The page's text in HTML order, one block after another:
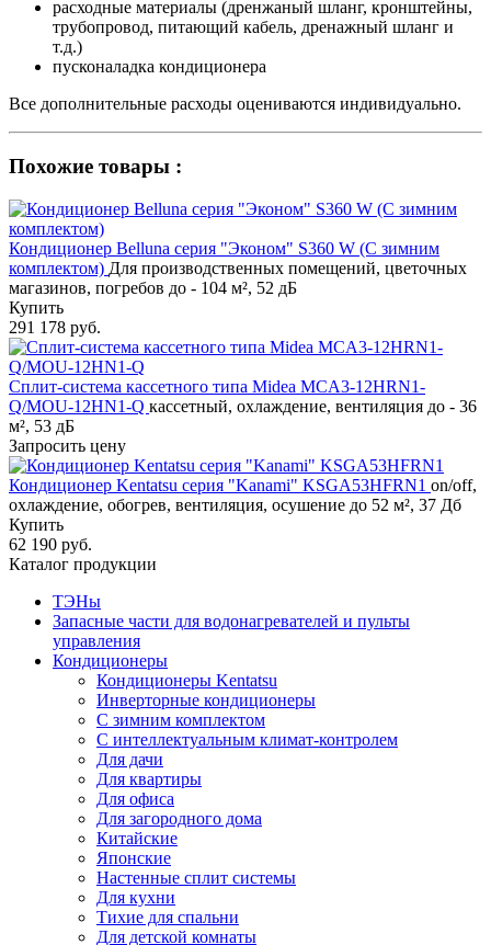
расходные материалы (дренжаный шланг, кронштейны,
трубопровод, питающий кабель, дренажный шланг и
т.д.)
пусконаладка кондиционера
Все дополнительные расходы оцениваются индивидуально.
Похожие товары :
Кондиционер Belluna серия "Эконом" S360 W (С зимним
комплектом) Для производственных помещений, цветочных
магазинов, погребов до - 104 м², 52 дБ
Купить
291 178 руб.
Сплит-система кассетного типа Midea MCA3-12HRN1-
Q/MOU-12HN1-Q кассетный, охлаждение, вентиляция до - 36
м², 53 дБ
Запросить цену
Кондиционер Kentatsu серия "Kanami" KSGA53HFRN1 on/off,
охлаждение, обогрев, вентиляция, осушение до 52 м², 37 Дб
Купить
62 190 руб.
Каталог продукции
ТЭНы
Запасные части для водонагревателей и пульты
управления
Кондиционеры
Кондиционеры Kentatsu
Инверторные кондиционеры
С зимним комплектом
С интеллектуальным климат-контролем
Для дачи
Для квартиры
Для офиса
Для загородного дома
Китайские
Японские
Настенные сплит системы
Для кухни
Тихие для спальни
Для детской комнаты